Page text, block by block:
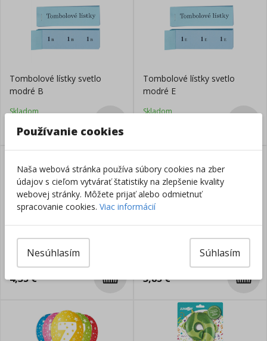
Tombolové lístky svetlo
modré B
Skladom
Tombolové lístky svetlo
modré E
Skladom
Skladom
4,35€ 3,85€
Používanie cookies
Naša webová stránka používa súbory cookies na zber
údajov s cieľom vytvárať štatistiky na zlepšenie kvality
webovej stránky. Môžete prijať alebo odmietnuť
spracovanie cookies. Viac informácií
Súhlasím
Nesúhlasím